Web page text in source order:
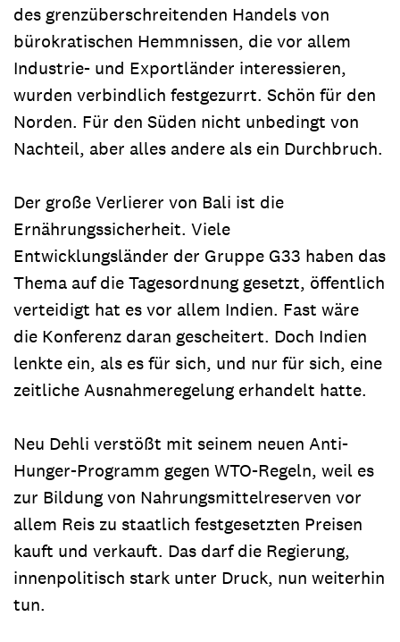
des grenzüberschreitenden Handels von
bürokratischen Hemmnissen, die vor allem
Industrie- und Exportländer interessieren,
wurden verbindlich festgezurrt. Schön für den
Norden. Für den Süden nicht unbedingt von
Nachteil, aber alles andere als ein Durchbruch.
Der große Verlierer von Bali ist die
Ernährungssicherheit. Viele
Entwicklungsländer der Gruppe G33 haben das
Thema auf die Tagesordnung gesetzt, öffentlich
verteidigt hat es vor allem Indien. Fast wäre
die Konferenz daran gescheitert. Doch Indien
lenkte ein, als es für sich, und nur für sich, eine
zeitliche Ausnahmeregelung erhandelt hatte.
Neu Dehli verstößt mit seinem neuen Anti-
Hunger-Programm gegen WTO-Regeln, weil es
zur Bildung von Nahrungsmittelreserven vor
allem Reis zu staatlich festgesetzten Preisen
kauft und verkauft. Das darf die Regierung,
innenpolitisch stark unter Druck, nun weiterhin
tun.